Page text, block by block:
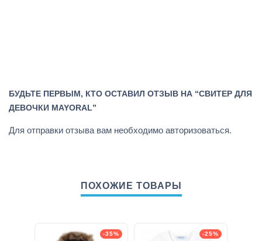
БУДЬТЕ ПЕРВЫМ, КТО ОСТАВИЛ ОТЗЫВ НА “СВИТЕР ДЛЯ
ДЕВОЧКИ MAYORAL”
Для отправки отзыва вам необходимо авторизоваться.
ПОХОЖИЕ ТОВАРЫ
-35% -25%